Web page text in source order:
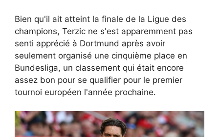
Bien qu'il ait atteint la finale de la Ligue des
champions, Terzic ne s'est apparemment pas
senti apprécié à Dortmund après avoir
seulement organisé une cinquième place en
Bundesliga, un classement qui était encore
assez bon pour se qualifier pour le premier
tournoi européen l'année prochaine.